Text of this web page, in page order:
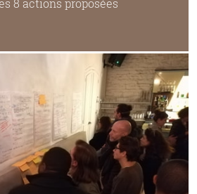
8 actions proposées